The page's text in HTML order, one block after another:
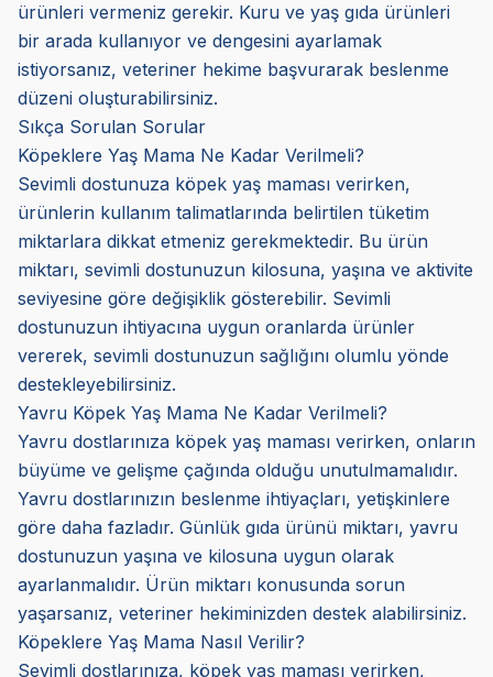
ürünleri vermeniz gerekir. Kuru ve yaş gıda ürünleri
bir arada kullanıyor ve dengesini ayarlamak
istiyorsanız, veteriner hekime başvurarak beslenme
düzeni oluşturabilirsiniz.
Sıkça Sorulan Sorular
Köpeklere Yaş Mama Ne Kadar Verilmeli?
Sevimli dostunuza köpek yaş maması verirken,
ürünlerin kullanım talimatlarında belirtilen tüketim
miktarlara dikkat etmeniz gerekmektedir. Bu ürün
miktarı, sevimli dostunuzun kilosuna, yaşına ve aktivite
seviyesine göre değişiklik gösterebilir. Sevimli
dostunuzun ihtiyacına uygun oranlarda ürünler
vererek, sevimli dostunuzun sağlığını olumlu yönde
destekleyebilirsiniz.
Yavru Köpek Yaş Mama Ne Kadar Verilmeli?
Yavru dostlarınıza köpek yaş maması verirken, onların
büyüme ve gelişme çağında olduğu unutulmamalıdır.
Yavru dostlarınızın beslenme ihtiyaçları, yetişkinlere
göre daha fazladır. Günlük gıda ürünü miktarı, yavru
dostunuzun yaşına ve kilosuna uygun olarak
ayarlanmalıdır. Ürün miktarı konusunda sorun
yaşarsanız, veteriner hekiminizden destek alabilirsiniz.
Köpeklere Yaş Mama Nasıl Verilir?
Sevimli dostlarınıza, köpek yaş maması verirken,